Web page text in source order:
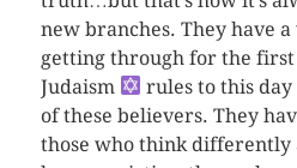
new branches. They have
getting through for the
Judaism
rules to this
of these believers. They
those who think differently